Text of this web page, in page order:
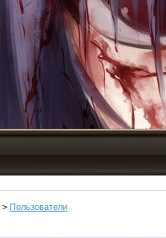
> Пользователи